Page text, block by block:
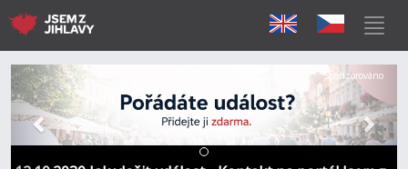
Předchozí Další
Sponzorováno